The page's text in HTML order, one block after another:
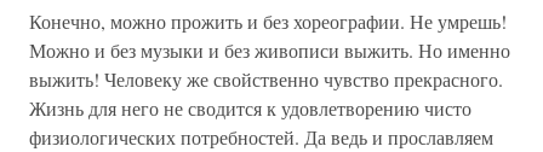
Конечно, можно прожить и без хореографии. Не умрешь!
Можно и без музыки и без живописи выжить. Но именно
выжить! Человеку же свойственно чувство прекрасного.
Жизнь для него не сводится к удовлетворению чисто
физиологических потребностей. Да ведь и прославляем